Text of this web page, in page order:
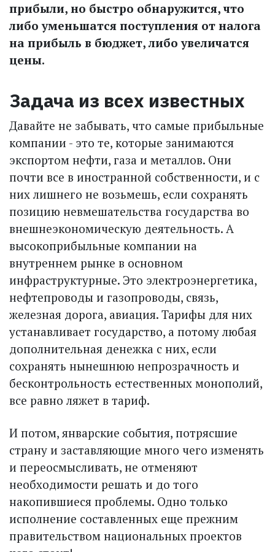
прибыли, но быстро обнаружится, что
либо уменьшатся поступления от налога
на прибыль в бюджет, либо увеличатся
цены.
Задача из всех известных
Давайте не забывать, что самые прибыльные
компании - это те, которые занимаются
экспортом нефти, газа и металлов. Они
почти все в иностранной собственности, и с
них лишнего не возьмешь, если сохранять
позицию невмешательства государства во
внешнеэкономическую деятельность. А
высокоприбыльные компании на
внутреннем рынке в основном
инфраструктурные. Это электроэнергетика,
нефтепроводы и газопроводы, связь,
железная дорога, авиация. Тарифы для них
устанавливает государство, а потому любая
дополнительная денежка с них, если
сохранять нынешнюю непрозрачность и
бесконтрольность естественных монополий,
все равно ляжет в тариф.
И потом, январские события, потрясшие
страну и заставляющие много чего изменять
и переосмысливать, не отменяют
необходимости решать и до того
накопившиеся проблемы. Одно только
исполнение составленных еще прежним
правительством национальных проектов